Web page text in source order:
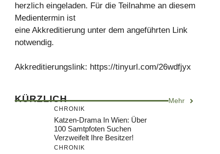
herzlich eingeladen. Für die Teilnahme an diesem
Medientermin ist
eine Akkreditierung unter dem angeführten Link
notwendig.
Akkreditierungslink: https://tinyurl.com/26wdfjyx
KÜRZLICH Mehr
CHRONIK
Katzen-Drama In Wien: Über
100 Samtpfoten Suchen
Verzweifelt Ihre Besitzer!
CHRONIK